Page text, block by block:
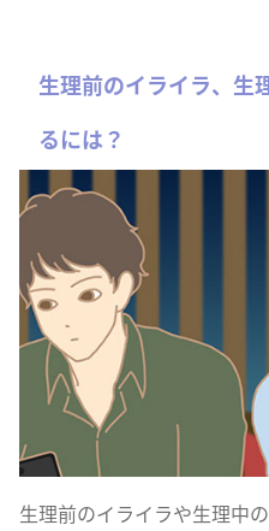
生理前のイライラ、生
るには？
生理前のイライラや生理中